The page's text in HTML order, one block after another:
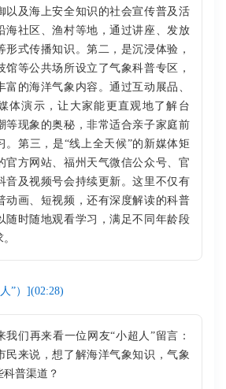
以及海上安全知识的社会宣传普及活
海社区、渔村等地，通过讲座、发放
形式传播知识。第二，是沉浸体验，
馆等公共场所设立了气象科普专区，
富的海洋气象内容。通过互动展品、
体演示，让大家能更直观地了解台
等现象的奥秘，非常适合亲子家庭前
。第三，是“线上全天候”的新媒体矩
官方网站、福州天气微信公众号、官
音及视频号会持续更新。这里不仅有
动画、短视频，还有深度解读的科普
随时随地观看学习，满足不同年龄段
”）](02:28)
我们再来看一位网友“小超人”留言：
民来说，想了解海洋气象知识，气象
普渠道？